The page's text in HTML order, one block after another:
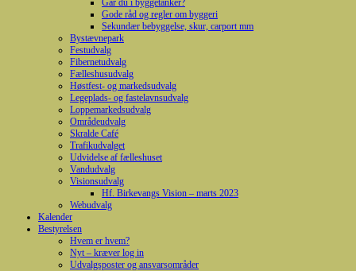
Går du i byggetanker?
Gode råd og regler om byggeri
Sekundær bebyggelse, skur, carport mm
Bystævnepark
Festudvalg
Fibernetudvalg
Fælleshusudvalg
Høstfest- og markedsudvalg
Legeplads- og fastelavnsudvalg
Loppemarkedsudvalg
Områdeudvalg
Skralde Café
Trafikudvalget
Udvidelse af fælleshuset
Vandudvalg
Visionsudvalg
Hf. Birkevangs Vision – marts 2023
Webudvalg
Kalender
Bestyrelsen
Hvem er hvem?
Nyt – kræver log in
Udvalgsposter og ansvarsområder